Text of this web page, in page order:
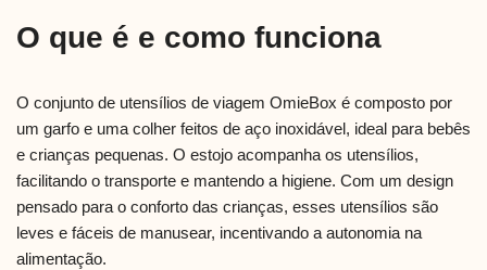
O que é e como funciona
O conjunto de utensílios de viagem OmieBox é composto por
um garfo e uma colher feitos de aço inoxidável, ideal para bebês
e crianças pequenas. O estojo acompanha os utensílios,
facilitando o transporte e mantendo a higiene. Com um design
pensado para o conforto das crianças, esses utensílios são
leves e fáceis de manusear, incentivando a autonomia na
alimentação.